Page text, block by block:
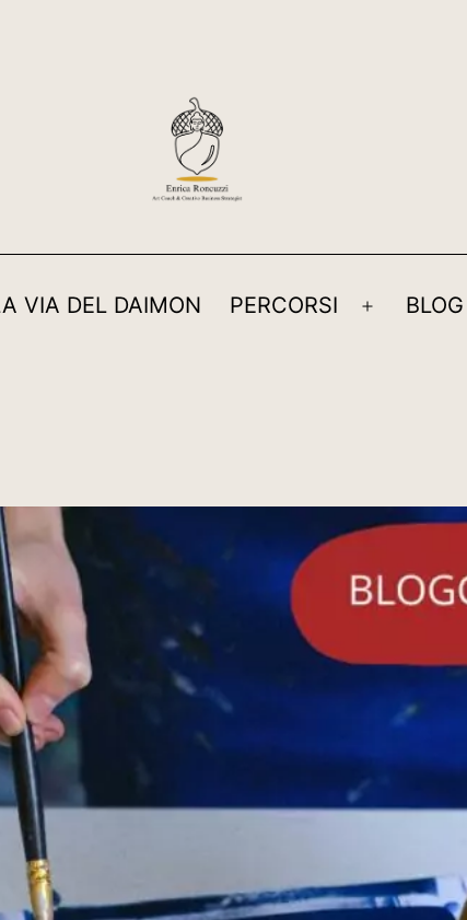
VIA DEL DAIMON PERCORSI
Apri
BLOG